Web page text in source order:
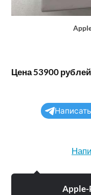
Цена 53900 рублей
Apple-